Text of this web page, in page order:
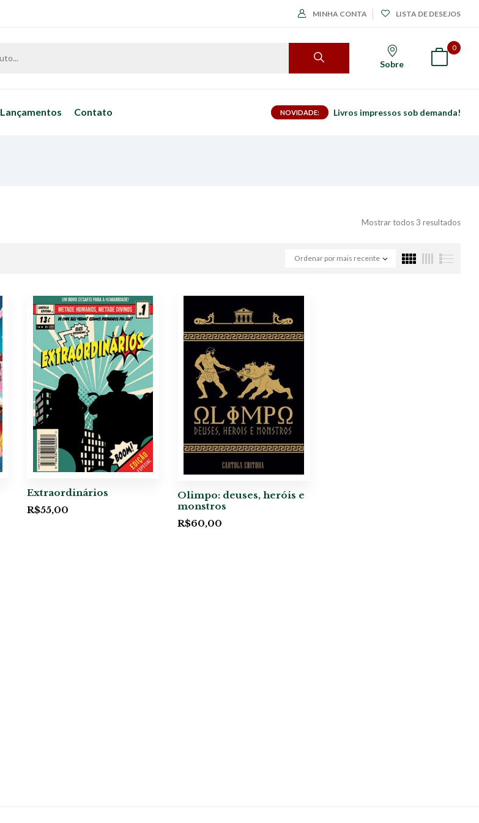
MINHA CONTA LISTA DE DESEJOS
Sobre
0
Lançamentos Contato NOVIDADE: Livros impressos sob demanda!
Mostrar todos 3 resultados
Ordenar por mais recente
Extraordinários
R$55,00
Olimpo: deuses, heróis e
monstros
R$60,00